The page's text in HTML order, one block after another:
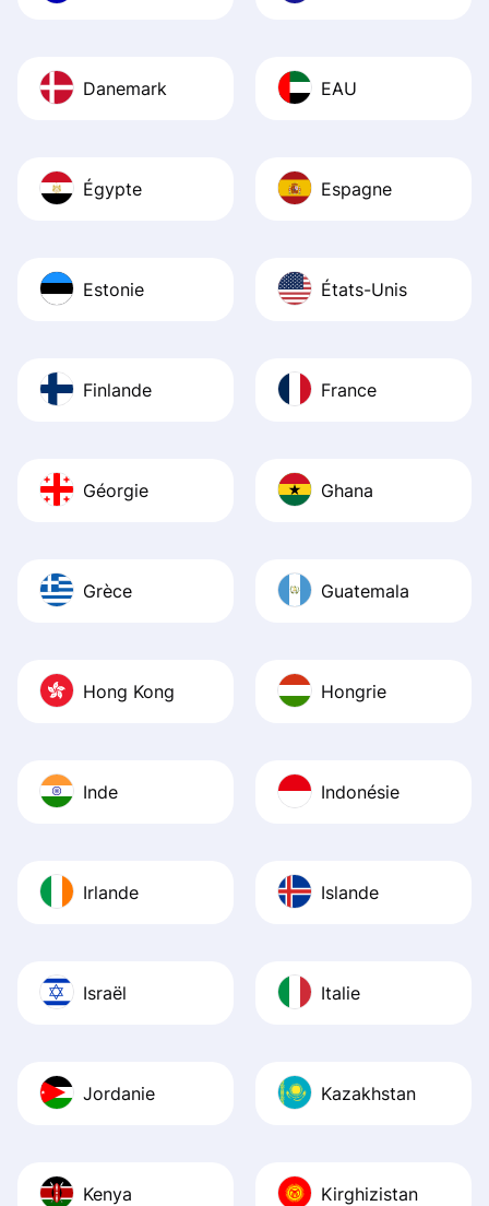
Danemark EAU
Égypte Espagne
Estonie États-Unis
Finlande France
Géorgie Ghana
Grèce Guatemala
Hong Kong Hongrie
Inde Indonésie
Irlande Islande
Israël Italie
Jordanie Kazakhstan
Kenya Kirghizistan